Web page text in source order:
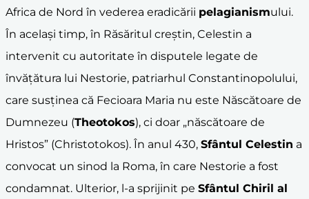
Africa de Nord în vederea eradicării pelagianismului.
În același timp, în Răsăritul creștin, Celestin a
intervenit cu autoritate în disputele legate de
învățătura lui Nestorie, patriarhul Constantinopolului,
care susținea că Fecioara Maria nu este Născătoare de
Dumnezeu (Theotokos), ci doar „născătoare de
Hristos” (Christotokos). În anul 430, Sfântul Celestin a
convocat un sinod la Roma, în care Nestorie a fost
condamnat. Ulterior, l-a sprijinit pe Sfântul Chiril al